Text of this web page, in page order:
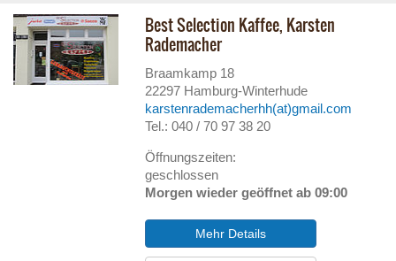
Best Selection Kaffee, Karsten
Rademacher
Braamkamp 18
22297 Hamburg-Winterhude
karstenrademacherhh(at)gmail.com
Tel.: 040 / 70 97 38 20
Öffnungszeiten:
geschlossen
Morgen wieder geöffnet ab 09:00
Mehr Details